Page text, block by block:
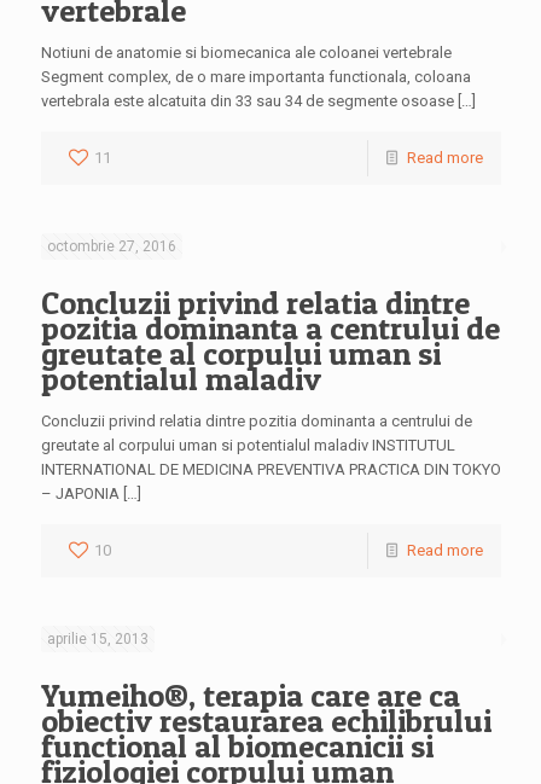
vertebrale
Notiuni de anatomie si biomecanica ale coloanei vertebrale
Segment complex, de o mare importanta functionala, coloana
vertebrala este alcatuita din 33 sau 34 de segmente osoase […]
11 Read more
octombrie 27, 2016
Concluzii privind relatia dintre
pozitia dominanta a centrului de
greutate al corpului uman si
potentialul maladiv
Concluzii privind relatia dintre pozitia dominanta a centrului de
greutate al corpului uman si potentialul maladiv INSTITUTUL
INTERNATIONAL DE MEDICINA PREVENTIVA PRACTICA DIN TOKYO
– JAPONIA […]
10 Read more
aprilie 15, 2013
Yumeiho®, terapia care are ca
obiectiv restaurarea echilibrului
functional al biomecanicii si
fiziologiei corpului uman